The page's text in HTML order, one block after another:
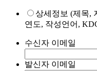
상세정보 (제목,
연도, 작성언어,
수신자 이메일
발신자 이메일